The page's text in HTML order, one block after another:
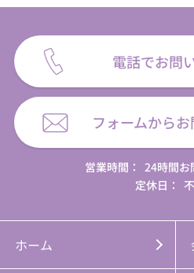
電話でお問
フォームから
営業時間：
24時間
定休日：
ホーム